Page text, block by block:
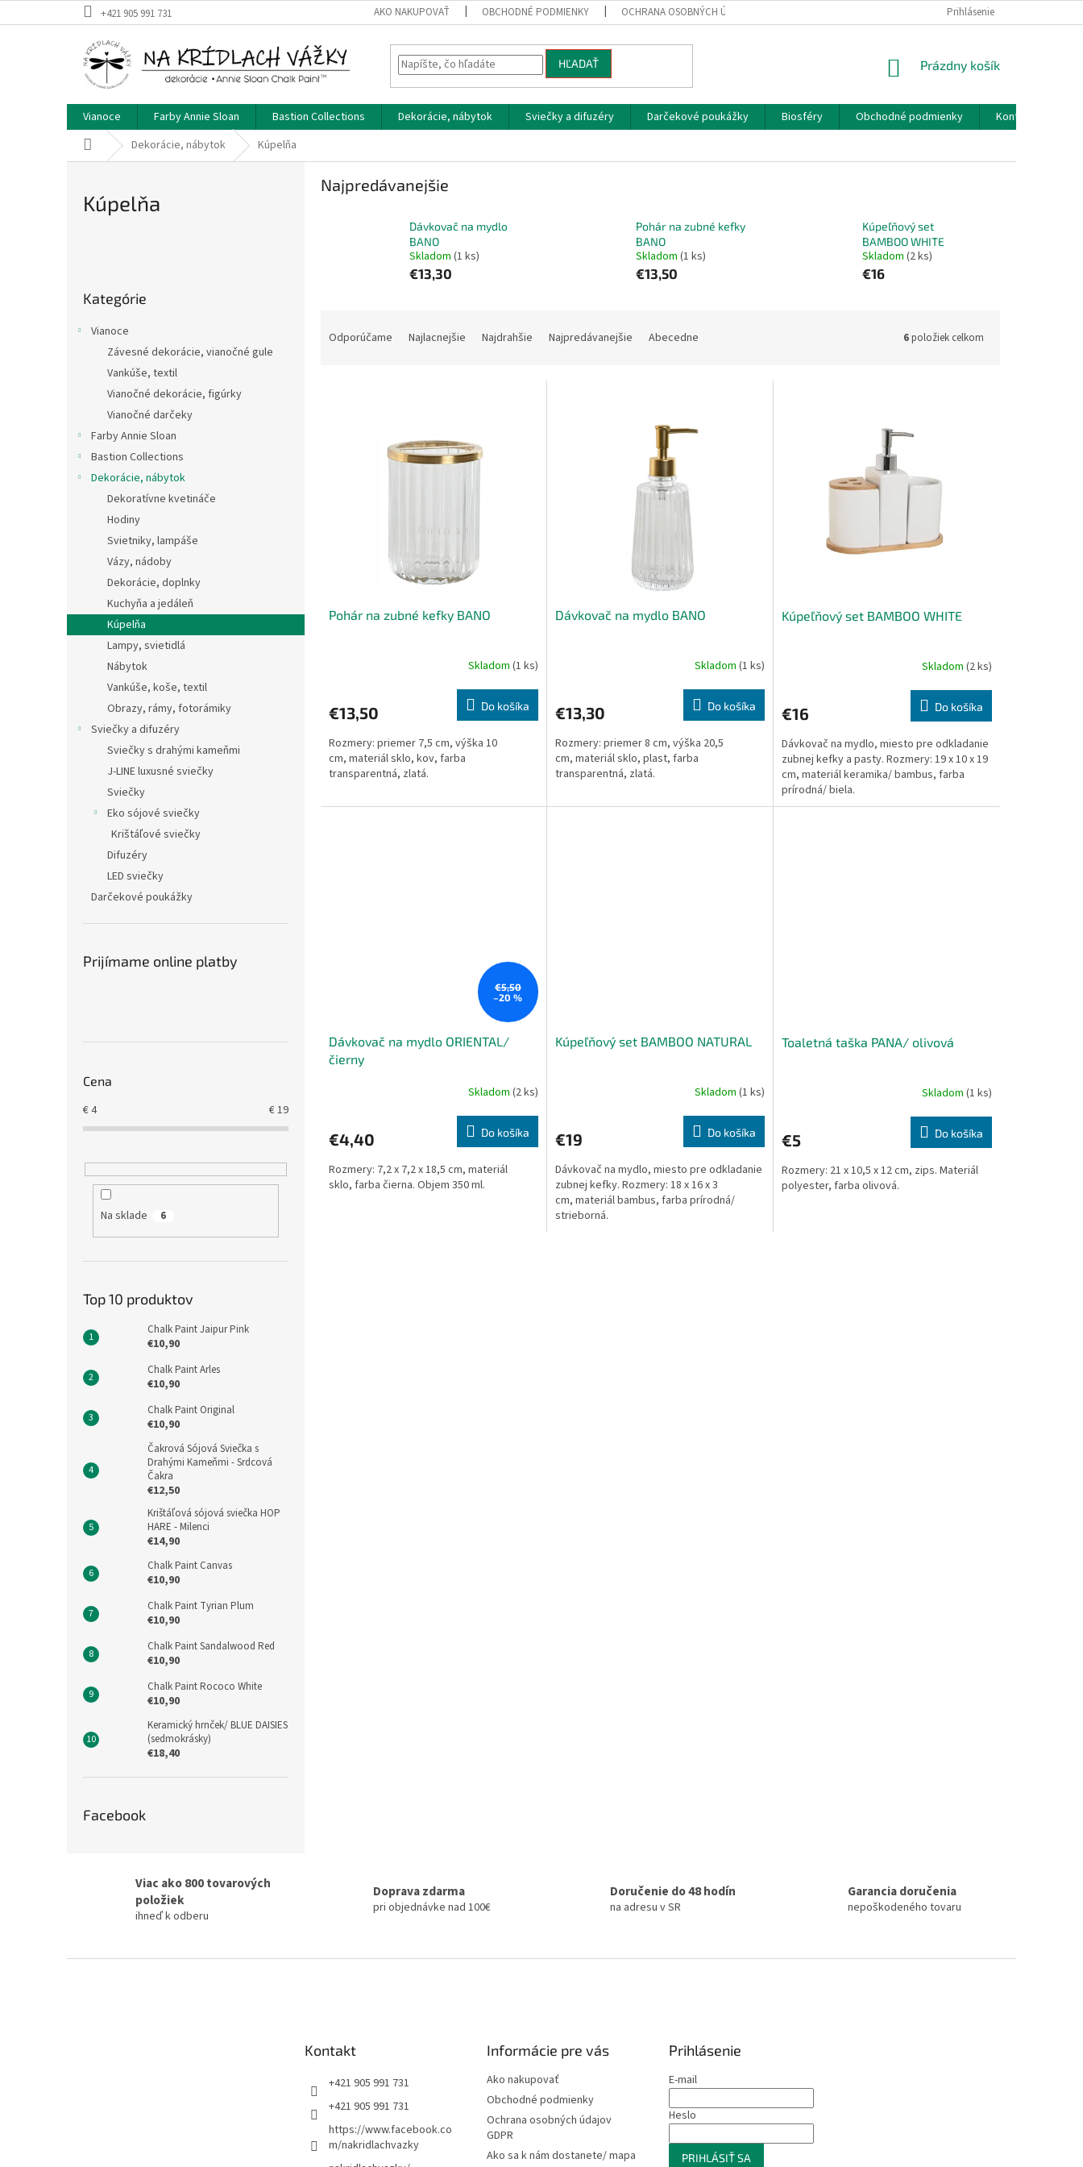
na
+421 905 991 731 AKO NAKUPOVAŤ OBCHODNÉ PODMIENKY OCHRANA OSOBNÝCH ÚDAJOV GDPR AKO SA K NÁM DOSTANETE/ MAPAPrihlásenie
HĽADAŤ
NÁKUPNÝ
Prázdny košík
Vianoce Farby Annie Sloan Bastion Collections Dekorácie, nábytok Sviečky a difuzéry Darčekové poukážky Biosféry Obchodné podmienky Kontakty
DomovDekorácie, nábytok Kúpelňa
Kúpelňa
kategórie
Kategórie
Vianoce
Závesné dekorácie, vianočné gule
Vankúše, textil
Vianočné dekorácie, figúrky
Vianočné darčeky
Farby Annie Sloan
Bastion Collections
Dekorácie, nábytok
Dekoratívne kvetináče
Hodiny
Svietniky, lampáše
Vázy, nádoby
Dekorácie, doplnky
Kuchyňa a jedáleň
Kúpelňa
Lampy, svietidlá
Nábytok
Vankúše, koše, textil
Obrazy, rámy, fotorámiky
Sviečky a difuzéry
Sviečky s drahými kameňmi
J-LINE luxusné sviečky
Sviečky
Eko sójové sviečky
Krištáľové sviečky
Difuzéry
LED sviečky
Darčekové poukážky
Prijímame online platby
Cena
€4 €19
Na sklade 6
Top 10 produktov
Chalk Paint Jaipur Pink
€10,90
Chalk Paint Arles
€10,90
Chalk Paint Original
€10,90
Čakrová Sójová Sviečka s
Drahými Kameňmi - Srdcová
Čakra
€12,50
Krištáľová sójová sviečka HOP
HARE - Milenci
€14,90
Chalk Paint Canvas
€10,90
Chalk Paint Tyrian Plum
€10,90
Chalk Paint Sandalwood Red
€10,90
Chalk Paint Rococo White
€10,90
Keramický hrnček/ BLUE DAISIES
(sedmokrásky)
€18,40
Facebook
Najpredávanejšie
Dávkovač na mydlo
BANO
Skladom (1 ks)
€13,30
Pohár na zubné kefky
BANO
Skladom (1 ks)
€13,50
Kúpeľňový set
BAMBOO WHITE
Skladom (2 ks)
€16
Odporúčame Najlacnejšie Najdrahšie Najpredávanejšie Abecedne 6položiek celkom
Pohár na zubné kefky BANO
Skladom (1 ks)
€13,50 Do košíka
Rozmery: priemer 7,5 cm, výška 10
cm, materiál sklo, kov, farba
transparentná, zlatá.
Dávkovač na mydlo BANO
Skladom (1 ks)
€13,30 Do košíka
Rozmery: priemer 8 cm, výška 20,5
cm, materiál sklo, plast, farba
transparentná, zlatá.
Kúpeľňový set BAMBOO WHITE
Skladom (2 ks)
€16 Do košíka
Dávkovač na mydlo, miesto pre odkladanie
zubnej kefky a pasty. Rozmery: 19 x 10 x 19
cm, materiál keramika/ bambus, farba
prírodná/ biela.
€5,50
–20 %
Dávkovač na mydlo ORIENTAL/
čierny
Skladom (2 ks)
€4,40 Do košíka
Rozmery: 7,2 x 7,2 x 18,5 cm, materiál
sklo, farba čierna. Objem 350 ml.
Kúpeľňový set BAMBOO NATURAL
Skladom (1 ks)
€19 Do košíka
Dávkovač na mydlo, miesto pre odkladanie
zubnej kefky. Rozmery: 18 x 16 x 3
cm, materiál bambus, farba prírodná/
strieborná.
Toaletná taška PANA/ olivová
Skladom (1 ks)
€5 Do košíka
Rozmery: 21 x 10,5 x 12 cm, zips. Materiál
polyester, farba olivová.
Viac ako 800 tovarových
položiek
ihneď k odberu
Doprava zdarma
pri objednávke nad 100€
Doručenie do 48 hodín
na adresu v SR
Garancia doručenia
nepoškodeného tovaru
Kontakt
+421 905 991 731
+421 905 991 731
https://www.facebook.co
m/nakridlachvazky
Informácie pre vás
Ako nakupovať
Obchodné podmienky
Ochrana osobných údajov
GDPR
Ako sa k nám dostanete/ mapa
Prihlásenie
E-mail
Heslo
PRIHLÁSIŤ SA